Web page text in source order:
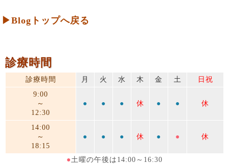
▶Blogトップへ戻る
診療時間
診療時間 月 火 水 木 金 土
日祝
9:00
～
12:30
● ● ● 休 ● ● 休
14:00
～
18:15
● ● ● 休 ● ● 休
●土曜の午後は14:00～16:30